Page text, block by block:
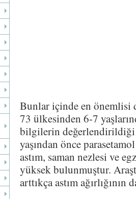
Bunlar içinde en önemlisi
73 ülkesinden 6-7
bilgilerin değerlendirildiği
yaşından önce
astım, saman nezlesi ve
yüksek bulunmuştur.
arttıkça astım